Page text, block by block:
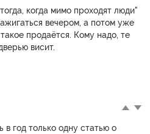
когда мимо проходят люди"
вечером, а потом уже
продаётся. Кому надо, те
висит.
в год только одну статью о